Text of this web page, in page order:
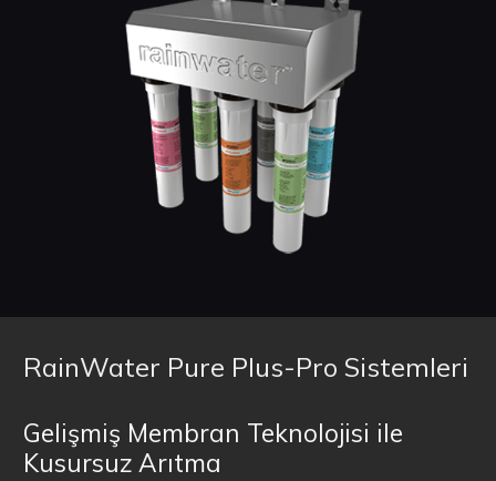
RainWater Pure Plus-Pro Sistemleri
Gelişmiş Membran Teknolojisi ile
Kusursuz Arıtma